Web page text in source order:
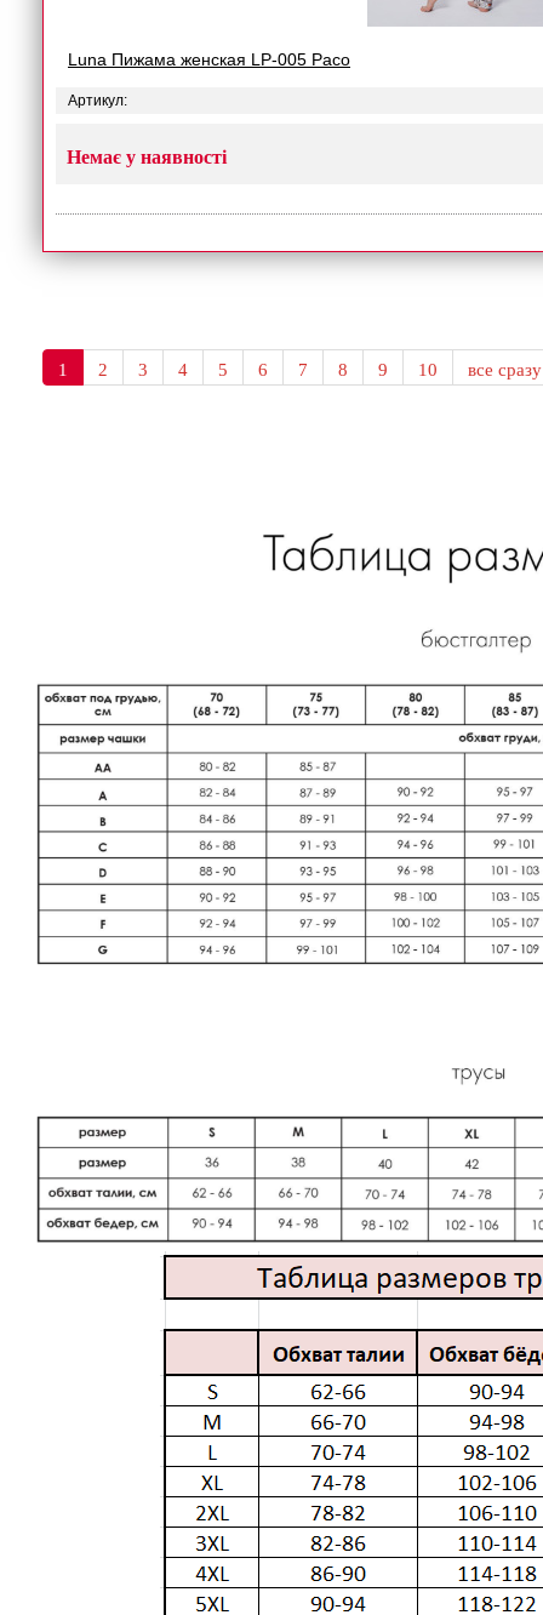
Luna Пижама женская LP-005 Paco
Артикул:
Немає у наявності
1 2 3 4 5 6 7 8 9 10 все сразу